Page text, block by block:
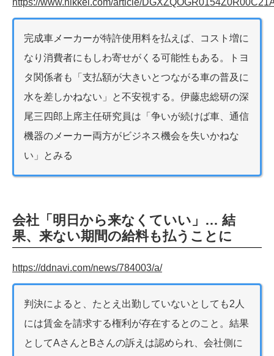
完成車メーカーが特許使用料を払えば、コスト増に
なり消費者にもしわ寄せがくる可能性もある。トヨ
タ関係者も「支払額が大きいとつながる車の普及に
水を差しかねない」と不安視する。伊藤忠総研の深
尾三四郎上席主任研究員は「争いが続けば車、通信
機器のメーカー両方がビジネス機会を失いかねな
い」とみる
会社「明日から来なくていい」… 結
果、来ない期間の給料も払うことに
https://ddnavi.com/news/784003/a/
判決によると、たとえ出勤していないとしても2人
には賃金を請求する権利が存在するとのこと。結果
としてAさんとBさんの訴えは認められ、会社側に